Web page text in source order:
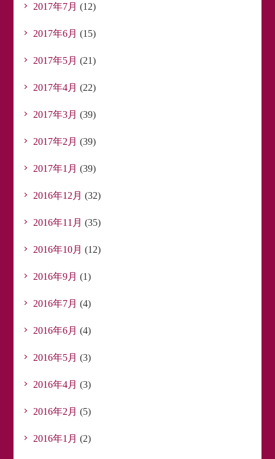
2017年7月 (12)
2017年6月 (15)
2017年5月 (21)
2017年4月 (22)
2017年3月 (39)
2017年2月 (39)
2017年1月 (39)
2016年12月 (32)
2016年11月 (35)
2016年10月 (12)
2016年9月 (1)
2016年7月 (4)
2016年6月 (4)
2016年5月 (3)
2016年4月 (3)
2016年2月 (5)
2016年1月 (2)